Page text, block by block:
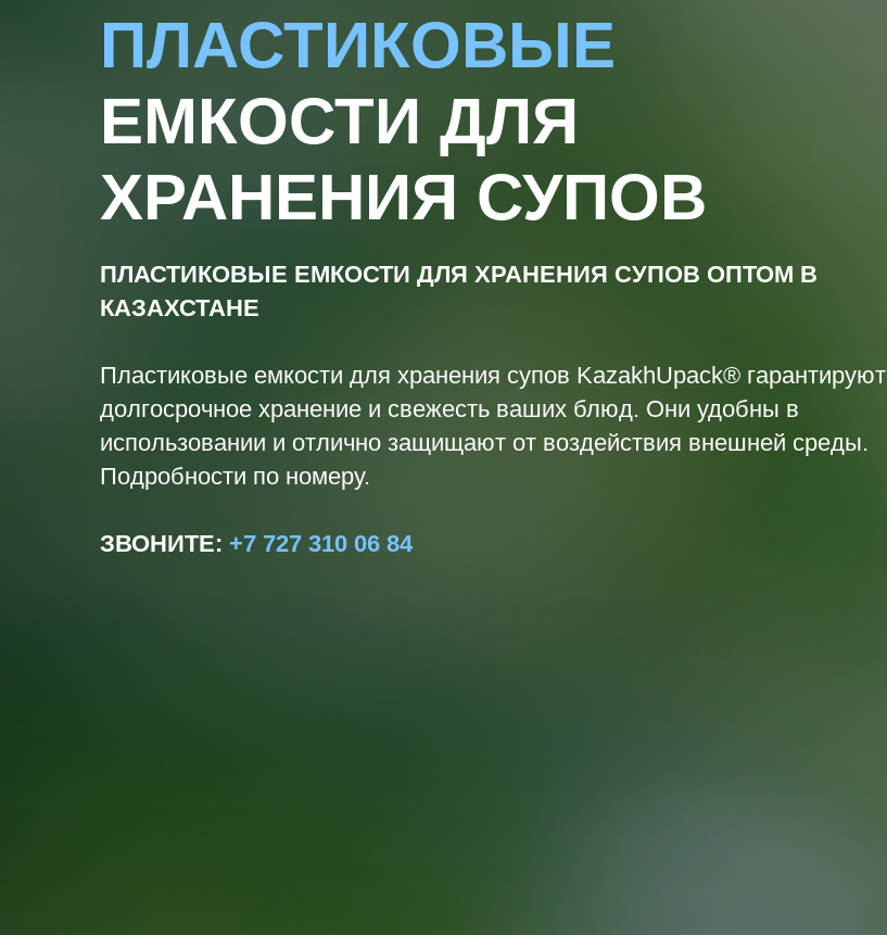
ПЛАСТИКОВЫЕ
ЕМКОСТИ ДЛЯ
ХРАНЕНИЯ СУПОВ
ПЛАСТИКОВЫЕ ЕМКОСТИ ДЛЯ ХРАНЕНИЯ СУПОВ ОПТОМ В
КАЗАХСТАНЕ
Пластиковые емкости для хранения супов KazakhUpack® гарантируют
долгосрочное хранение и свежесть ваших блюд. Они удобны в
использовании и отлично защищают от воздействия внешней среды.
Подробности по номеру.
ЗВОНИТЕ: +7 727 310 06 84